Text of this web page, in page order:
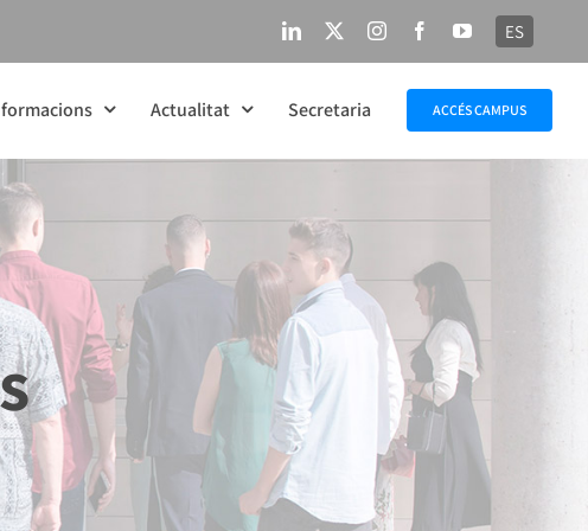
LinkedIn InstagramFacebookYouTube
ES
formacions Actualitat Secretaria ACCÉS CAMPUS